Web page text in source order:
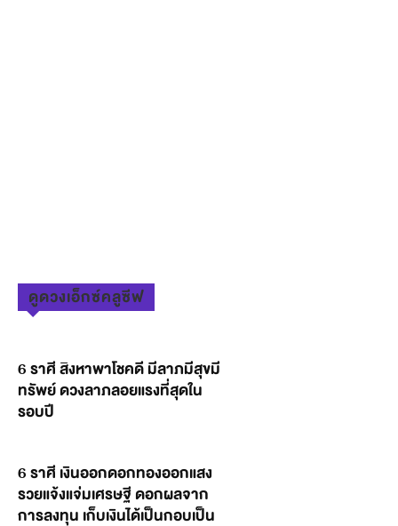
ดูดวงเอ็กซ์คลูซีฟ
6 ราศี สิงหาพาโชคดี มีลาภมีสุขมี
ทรัพย์ ดวงลาภลอยแรงที่สุดใน
รอบปี
6 ราศี เงินออกดอกทองออกแสง
รวยแจ้งแจ่มเศรษฐี ดอกผลจาก
การลงทุน เก็บเงินได้เป็นกอบเป็น